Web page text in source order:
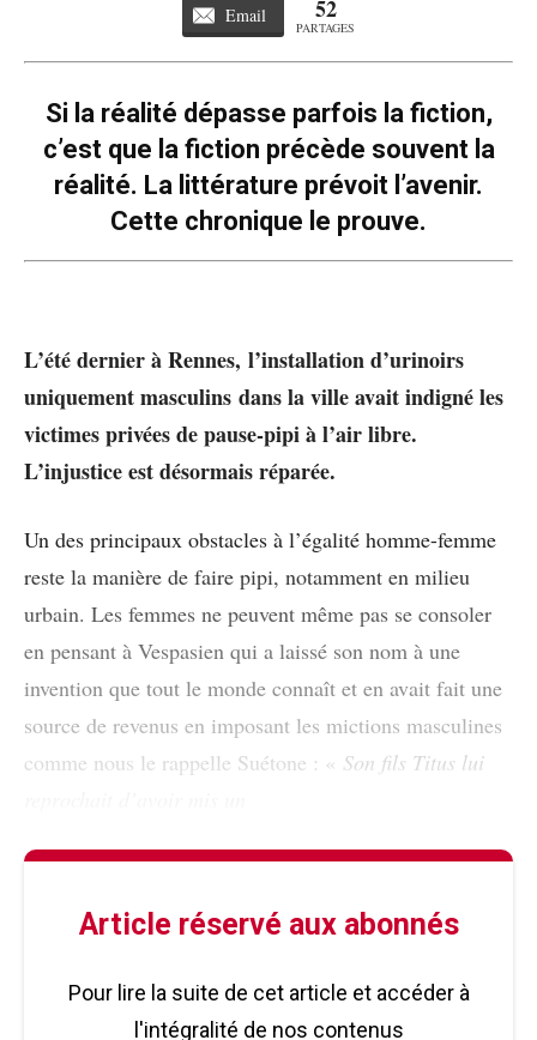
Email 52
PARTAGES
Si la réalité dépasse parfois la fiction,
c’est que la fiction précède souvent la
réalité. La littérature prévoit l’avenir.
Cette chronique le prouve.
L’été dernier à Rennes, l’installation d’urinoirs
uniquement masculins dans la ville avait indigné les
victimes privées de pause-pipi à l’air libre.
L’injustice est désormais réparée.
Un des principaux obstacles à l’égalité homme-femme
reste la manière de faire pipi, notamment en milieu
urbain. Les femmes ne peuvent même pas se consoler
en pensant à Vespasien qui a laissé son nom à une
invention que tout le monde connaît et en avait fait une
source de revenus en imposant les mictions masculines
comme nous le rappelle Suétone : « Son fils Titus lui
Article réservé aux abonnés
Pour lire la suite de cet article et accéder à
l'intégralité de nos contenus